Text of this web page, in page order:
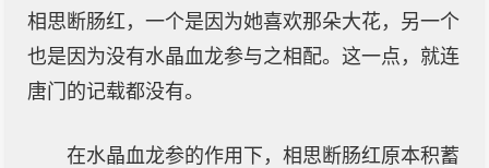
相思断肠红，一个是因为她喜欢那朵大花，另一个
也是因为没有水晶血龙参与之相配。这一点，就连
唐门的记载都没有。
在水晶血龙参的作用下，相思断肠红原本积蓄